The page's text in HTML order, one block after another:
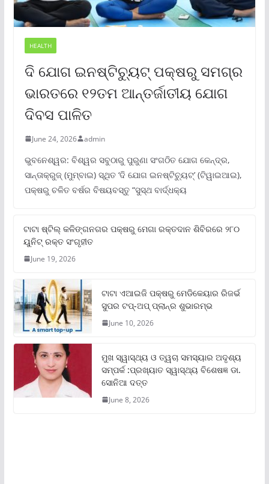
HEALTH
ଦି ଯୋଗ ଇନଷ୍ଟିଚ୍ୟୁଟ୍ ପକ୍ଷରୁ ସମଗ୍ର
ଭାରତରେ ୧୨ତମ ଆନ୍ତର୍ଜାତୀୟ ଯୋଗ
ଦିବସ ପାଳିତ
June 24, 2026 admin
ଭୁବନେଶ୍ୱର: ବିଶ୍ୱର ସବୁଠାରୁ ପୁରୁଣା ସଂଗଠିତ ଯୋଗ କେନ୍ଦ୍ର,
ସାନ୍ତାକ୍ରୁଜ୍ (ମୁମ୍ବାଇ) ସ୍ଥିତ ‘ଦି ଯୋଗ ଇନଷ୍ଟିଚ୍ୟୁଟ୍‌’ (ଟିୱାଇଆଇ),
ପକ୍ଷରୁ ଚଳିତ ବର୍ଷର ବିଷୟବସ୍ତୁ “ସୁସ୍ଥ ବାର୍ଦ୍ଧକ୍ୟ
ଟାଟା ଷ୍ଟିଲ୍‌ କଳିଙ୍ଗନଗର ପକ୍ଷରୁ ମେଗା ରକ୍ତଦାନ ଶିବିରରେ ୨୮୦
ୟୁନିଟ୍‌ ରକ୍ତ ସଂଗୃହୀତ
June 19, 2026
ଟାଟା ଏଆଇଜି ପକ୍ଷରୁ ମେଡିକେୟାର ରିଜର୍ଭ
ସୁପର ଟପ୍‌-ଅପ୍ ପ୍ଲାନ୍‌ର ଶୁଭାରମ୍ଭ
June 10, 2026
ମୁଖ ସ୍ୱାସ୍ଥ୍ୟ ଓ ତ୍ୱଚା ସମସ୍ୟାର ଅଦୃଶ୍ୟ
ସମ୍ପର୍କ :ପ୍ରଖ୍ୟାତ ସ୍ୱାସ୍ଥ୍ୟ ବିଶେଷଜ୍ଞ ଡା.
ସୋନିଆ ଦତ୍ତ
June 8, 2026